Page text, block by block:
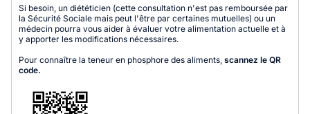
Si besoin, un diététicien (cette consultation n'est pas remboursée par
la Sécurité Sociale mais peut l'être par certaines mutuelles) ou un
médecin pourra vous aider à évaluer votre alimentation actuelle et à
y apporter les modifications nécessaires.
Pour connaître la teneur en phosphore des aliments, scannez le QR
code.